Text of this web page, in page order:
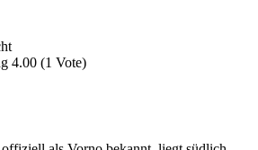
4.00 (1 Vote)